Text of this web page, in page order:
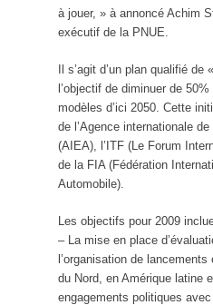
à jouer, » à annoncé Achim
exécutif de la PNUE.
Il s’agit d’un plan qualifié
l’objectif de diminuer de
modèles d’ici 2050. Cette
de l’Agence internationale de
(AIEA), l’ITF (Le Forum
de la FIA (Fédération
Automobile).
Les objectifs pour 2009
– La mise en place
l’organisation de
du Nord, en Amérique latine
engagements politiques